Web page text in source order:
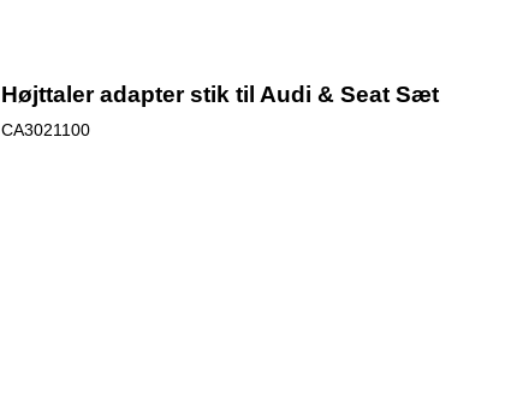
Højttaler adapter stik til Audi & Seat Sæt
CA3021100